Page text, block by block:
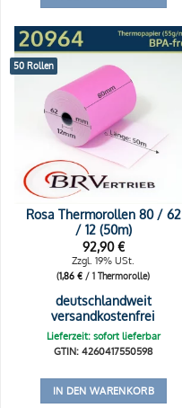
50 Rollen
Rosa Thermorollen 80 / 62
/ 12 (50m)
92,90€
Zzgl. 19% USt.
(1,86€ / 1 Thermorolle)
deutschlandweit
versandkostenfrei
Lieferzeit: sofort lieferbar
GTIN: 4260417550598
IN DEN WARENKORB